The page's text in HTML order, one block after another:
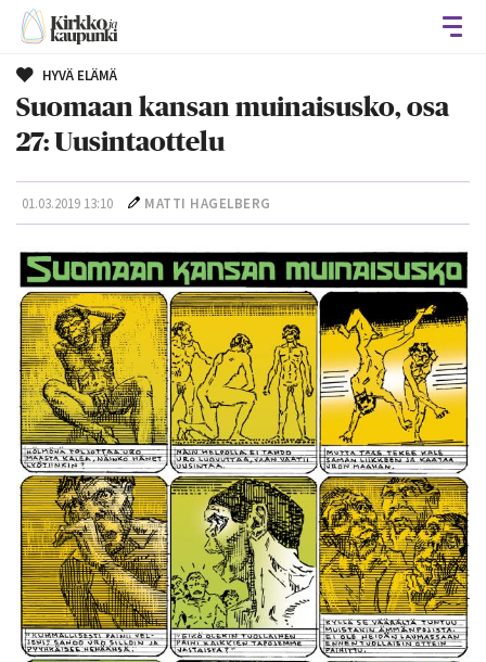
HYVÄ ELÄMÄ
Suomaan kansan muinaisusko, osa
27: Uusintaottelu
01.03.2019 13:10 MATTI HAGELBERG